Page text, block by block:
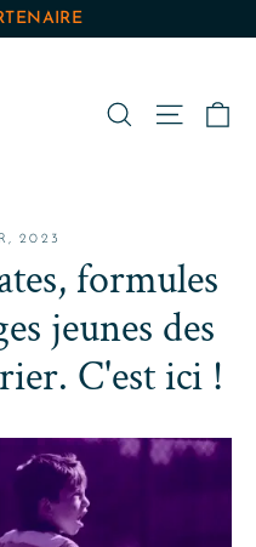
Rechercher
2023
formules
jeunes des
C'est ici !